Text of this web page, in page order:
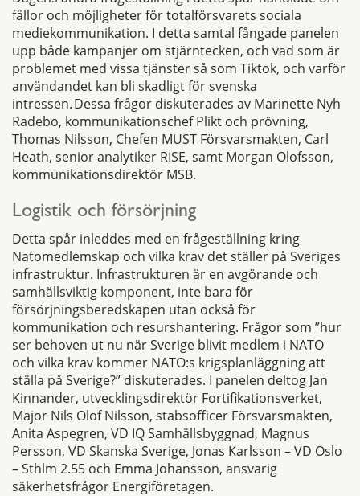
fällor och möjligheter för totalförsvarets sociala
mediekommunikation. I detta samtal fångade panelen
upp både kampanjer om stjärntecken, och vad som är
problemet med vissa tjänster så som Tiktok, och varför
användandet kan bli skadligt för svenska
intressen. Dessa frågor diskuterades av Marinette Nyh
Radebo, kommunikationschef Plikt och prövning,
Thomas Nilsson, Chefen MUST Försvarsmakten, Carl
Heath, senior analytiker RISE, samt Morgan Olofsson,
kommunikationsdirektör MSB.
Logistik och försörjning
Detta spår inleddes med en frågeställning kring
Natomedlemskap och vilka krav det ställer på Sveriges
infrastruktur. Infrastrukturen är en avgörande och
samhällsviktig komponent, inte bara för
försörjningsberedskapen utan också för
kommunikation och resurshantering. Frågor som ”hur
ser behoven ut nu när Sverige blivit medlem i NATO
och vilka krav kommer NATO:s krigsplanläggning att
ställa på Sverige?” diskuterades. I panelen deltog Jan
Kinnander, utvecklingsdirektör Fortifikationsverket,
Major Nils Olof Nilsson, stabsofficer Försvarsmakten,
Anita Aspegren, VD IQ Samhällsbyggnad, Magnus
Persson, VD Skanska Sverige, Jonas Karlsson – VD Oslo
– Sthlm 2.55 och Emma Johansson, ansvarig
säkerhetsfrågor Energiföretagen.